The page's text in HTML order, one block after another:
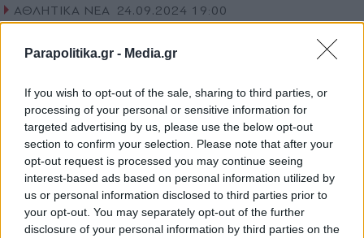
Parapolitika.gr - Media.gr
If you wish to opt-out of the sale, sharing to third parties, or
processing of your personal or sensitive information for
targeted advertising by us, please use the below opt-out
section to confirm your selection. Please note that after your
opt-out request is processed you may continue seeing
interest-based ads based on personal information utilized by
us or personal information disclosed to third parties prior to
your opt-out. You may separately opt-out of the further
disclosure of your personal information by third parties on the
ΑΘΛΗΤΙΚΑ ΝΕΑ 24.09.2024 19:00
Super League, διαιτησία: Τι είπε ο Λανουά
για τις φάσεις της πέμπτης αγωνιστικής
που συζητήθηκαν